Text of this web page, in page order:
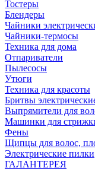
Тостеры
Блендеры
Чайники
Чайники-термосы
Техника для дома
Отпариватели
Пылесосы
Утюги
Техника для красоты
Бритвы
Выпрямители для
Машинки для
Фены
Щипцы для волос,
Электрические пилки
ГАЛАНТЕРЕЯ